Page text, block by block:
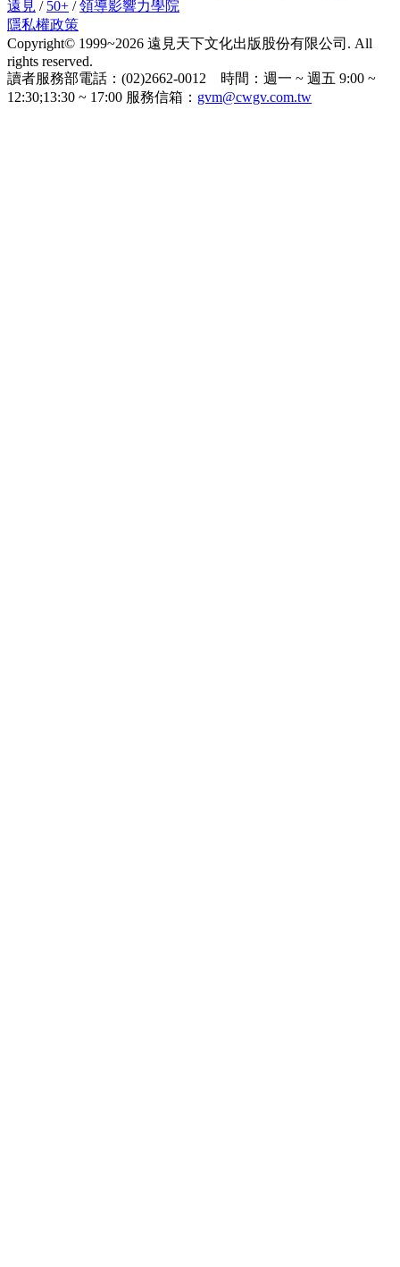
遠見 / 50+ /領導影響力學院
隱私權政策
Copyright© 1999~2026 遠見天下文化出版股份有限公司. All
rights reserved.
讀者服務部電話：(02)2662-0012 時間：週一 ~ 週五 9:00 ~
12:30;13:30 ~ 17:00 服務信箱： gvm@cwgv.com.tw